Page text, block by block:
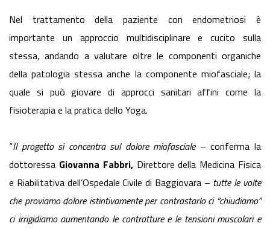
Nel trattamento della paziente con endometriosi è
importante un approccio multidisciplinare e cucito sulla
stessa, andando a valutare oltre le componenti organiche
della patologia stessa anche la componente miofasciale; la
quale si può giovare di approcci sanitari affini come la
fisioterapia e la pratica dello Yoga.
“Il progetto si concentra sul dolore miofasciale – conferma la
dottoressa Giovanna Fabbri,Direttore della Medicina Fisica
e Riabilitativa dell’Ospedale Civile di Baggiovara – tutte le volte
che proviamo dolore istintivamente per contrastarlo ci “chiudiamo”
ci irrigidiamo aumentando le contratture e le tensioni muscolari e